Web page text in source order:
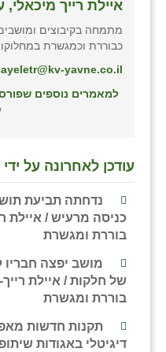
איילת רייך מיכאלי,
מתמחה בקיבוצים
כבוררת וכמגשרת
ayeletr@kv-yavne.co.il
למאמרים נוספים
עודכן לאחרונה על
נדחתה תביעת
כניסה מרעיש / איילת
בוררת ומגשרת
מושב יפצה חבריו
של חלקות / איילת רייך-
בוררת ומגשרת
תקנות חדשות
דיגיטלי באגודות
עין תמר
עמרים
קורנית
רמות השבים
שבי ציון
שדה צבי